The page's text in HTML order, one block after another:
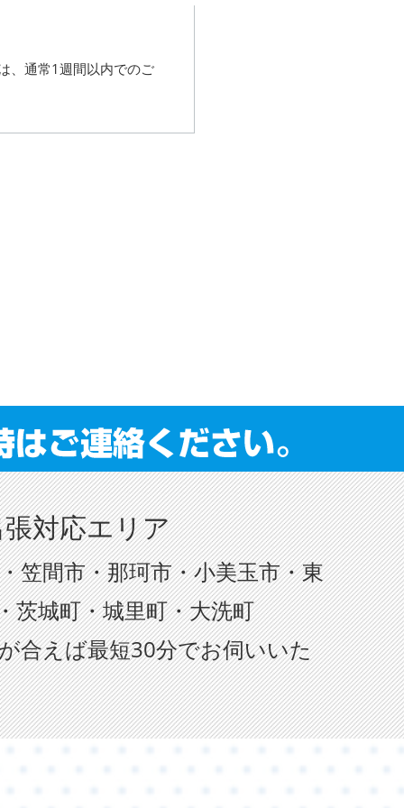
通常1週間以内でのご
対応エリア
笠間市・那珂市・小美玉市・東
茨城町・城里町・大洗町
合えば最短30分でお伺いいた